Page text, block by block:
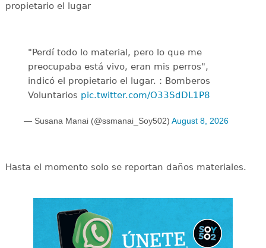
propietario el lugar
"Perdí todo lo material, pero lo que me
preocupaba está vivo, eran mis perros",
indicó el propietario el lugar. : Bomberos
Voluntarios pic.twitter.com/O33SdDL1P8
— Susana Manai (@ssmanai_Soy502) August 8, 2026
Hasta el momento solo se reportan daños materiales.